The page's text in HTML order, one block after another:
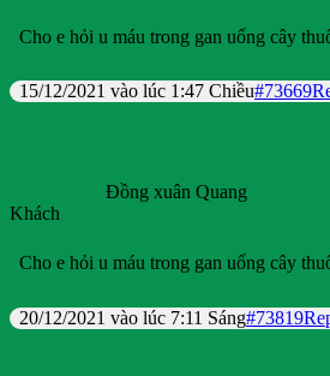
Cho e hỏi u máu trong gan uống cây
15/12/2021 vào lúc 1:47 Chiều#73669
Đồng xuân Quang
Khách
Cho e hỏi u máu trong gan uống cây
20/12/2021 vào lúc 7:11 Sáng#73819